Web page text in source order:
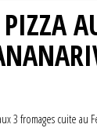
3 fromages cuite